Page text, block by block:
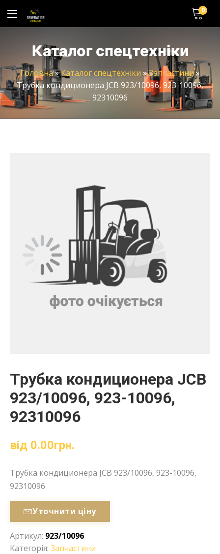
0
Каталог спецтехніки
Головна»Каталог спецтехніки »Запчастини»
Трубка кондиционера JCB 923/10096, 923-10096,
92310096
Трубка кондиционера JCB
923/10096, 923-10096,
92310096
від 0.00грн.
Трубка кондиционера JCB 923/10096, 923-10096,
92310096
Уточнити ціну
Артикул: 923/10096
Категорія: Запчастини